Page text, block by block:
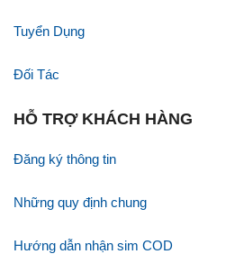
Tuyển Dụng
Đối Tác
HỖ TRỢ KHÁCH HÀNG
Đăng ký thông tin
Những quy định chung
Hướng dẫn nhận sim COD